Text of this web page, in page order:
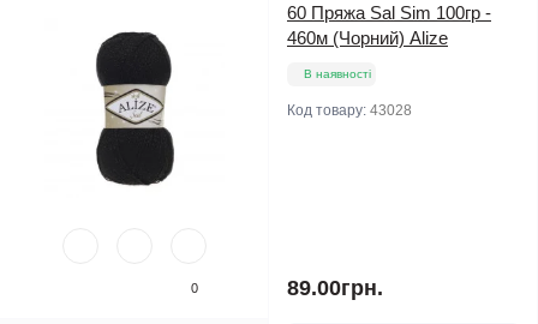
0
60 Пряжа Sal Sim 100гр -
460м (Чорний) Alize
В наявності
Код товару: 43028
89.00грн.